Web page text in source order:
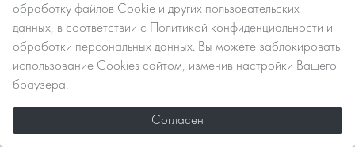
обработку файлов Сookie и других пользовательских
данных, в соответствии с
Политикой конфиденциальности и
обработки персональных данных. Вы можете заблокировать
использование Cookies сайтом, изменив настройки Вашего
браузера.
Согласен